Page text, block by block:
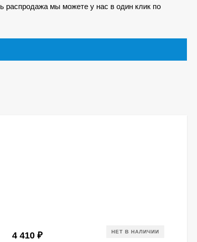
распродажа мы можете у нас в один клик по
4 410 ₽ НЕТ В НАЛИЧИИ